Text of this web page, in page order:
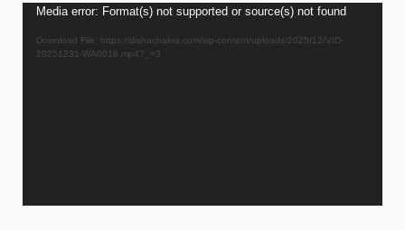
Video
Player
Media error: Format(s) not supported or source(s) not found
Download File: https://dishachakra.com/wp-content/uploads/2025/12/VID-
20251231-WA0016.mp4?_=3